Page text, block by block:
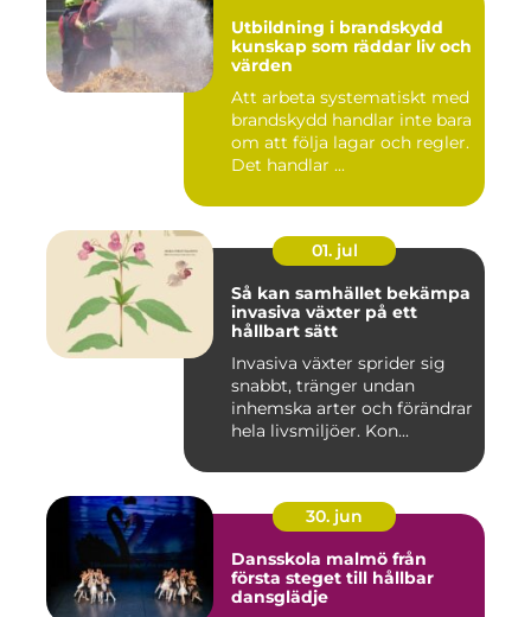
Utbildning i brandskydd
kunskap som räddar liv och
värden
Att arbeta systematiskt med
brandskydd handlar inte bara
om att följa lagar och regler.
Det handlar ...
01. jul
Så kan samhället bekämpa
invasiva växter på ett
hållbart sätt
Invasiva växter sprider sig
snabbt, tränger undan
inhemska arter och förändrar
hela livsmiljöer. Kon...
30. jun
Dansskola malmö från
första steget till hållbar
dansglädje